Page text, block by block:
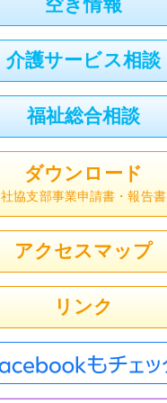
介護サービス相談
福祉総合相談
ダウンロード
社協支部事業申請書・報告書
アクセスマップ
リンク